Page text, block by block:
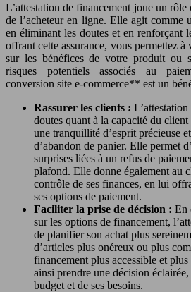
L’attestation de financement joue un
de l’acheteur en ligne. Elle agit comme
en éliminant les doutes et en renforçant
offrant cette assurance, vous permettez à
sur les bénéfices de votre produit ou
risques potentiels associés au
conversion site e-commerce** est un
Rassurer les clients :
doutes quant à la capacité du
une tranquillité d’esprit précieuse
d’abandon de panier. Elle permet
surprises liées à un refus de
plafond. Elle donne également au
contrôle de ses finances, en lui
ses options de paiement.
Faciliter la prise de décision : En
sur les options de financement,
de planifier son achat plus
d’articles plus onéreux ou plus
financement plus accessible et
ainsi prendre une décision
budget et de ses besoins.